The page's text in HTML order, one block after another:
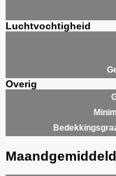
Luchtvochtigheid
Overig